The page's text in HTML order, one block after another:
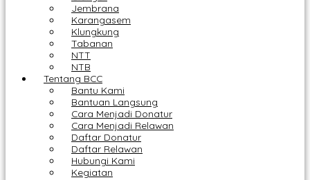
Jembrana
Karangasem
Klungkung
Tabanan
NTT
NTB
Tentang BCC
Bantu Kami
Bantuan Langsung
Cara Menjadi Donatur
Cara Menjadi Relawan
Daftar Donatur
Daftar Relawan
Hubungi Kami
Kegiatan